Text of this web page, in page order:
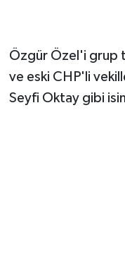
Özgür Özel'i grup
ve eski CHP'li
Seyfi Oktay gibi